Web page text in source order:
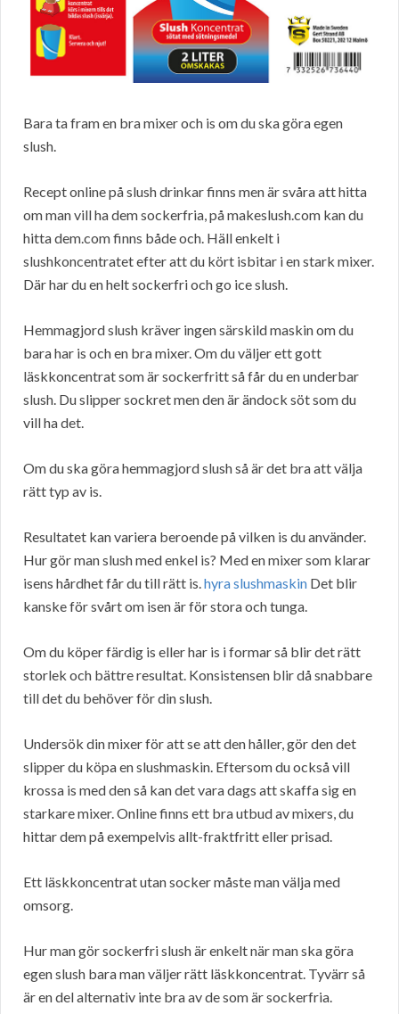
Bara ta fram en bra mixer och is om du ska göra egen
slush.
Recept online på slush drinkar finns men är svåra att hitta
om man vill ha dem sockerfria, på makeslush.com kan du
hitta dem.com finns både och. Häll enkelt i
slushkoncentratet efter att du kört isbitar i en stark mixer.
Där har du en helt sockerfri och go ice slush.
Hemmagjord slush kräver ingen särskild maskin om du
bara har is och en bra mixer. Om du väljer ett gott
läskkoncentrat som är sockerfritt så får du en underbar
slush. Du slipper sockret men den är ändock söt som du
vill ha det.
Om du ska göra hemmagjord slush så är det bra att välja
rätt typ av is.
Resultatet kan variera beroende på vilken is du använder.
Hur gör man slush med enkel is? Med en mixer som klarar
isens hårdhet får du till rätt is.hyra slushmaskin Det blir
kanske för svårt om isen är för stora och tunga.
Om du köper färdig is eller har is i formar så blir det rätt
storlek och bättre resultat. Konsistensen blir då snabbare
till det du behöver för din slush.
Undersök din mixer för att se att den håller, gör den det
slipper du köpa en slushmaskin. Eftersom du också vill
krossa is med den så kan det vara dags att skaffa sig en
starkare mixer. Online finns ett bra utbud av mixers, du
hittar dem på exempelvis allt-fraktfritt eller prisad.
Ett läskkoncentrat utan socker måste man välja med
omsorg.
Hur man gör sockerfri slush är enkelt när man ska göra
egen slush bara man väljer rätt läskkoncentrat. Tyvärr så
är en del alternativ inte bra av de som är sockerfria.